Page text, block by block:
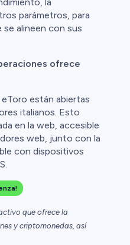
parámetros, para
alineen con sus
ofrece
están abiertas
italianos. Esto
en la web, accesible
web, junto con la
con dispositivos
que ofrece la
y criptomonedas, así